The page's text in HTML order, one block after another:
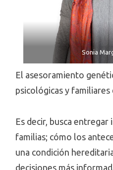
Sonia
El asesoramiento
psicológicas y
Es decir, busca
familias; cómo los
una condición
decisiones más